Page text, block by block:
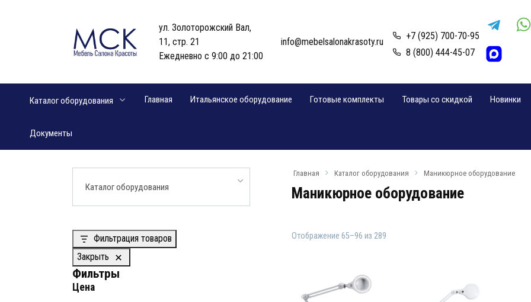
ул. Золоторожский Вал,
11, стр. 21
Ежедневно с 9:00 до 21:00
info@mebelsalonakrasoty.ru
+7 (925) 700-70-95
8 (800) 444-45-07
Каталог оборудования Главная Итальянское оборудование Готовые комплекты Товары со скидкой Новинки
Документы
Главная Каталог оборудования Маникюрное оборудование
Маникюрное оборудование
Отображение 65–96 из 289
Каталог оборудования
Фильтрация товаров
Закрыть
Фильтры
Цена